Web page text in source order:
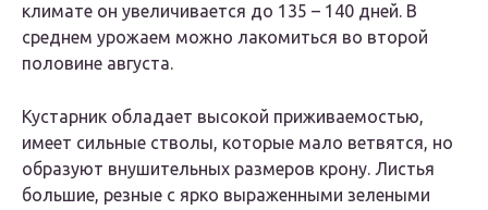
климате он увеличивается до 135 – 140 дней. В
среднем урожаем можно лакомиться во второй
половине августа.
Кустарник обладает высокой приживаемостью,
имеет сильные стволы, которые мало ветвятся, но
образуют внушительных размеров крону. Листья
большие, резные с ярко выраженными зелеными